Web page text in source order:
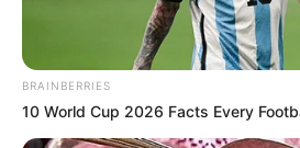
BRAINBERRIES
10 World Cup 2026 Facts Every